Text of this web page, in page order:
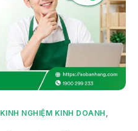
KINH NGHIỆM KINH DOANH ,